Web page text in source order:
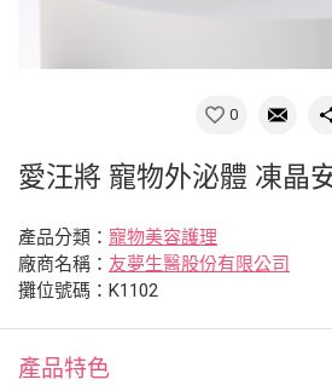
0
愛汪將 寵物外泌體 凍晶
產品分類： 寵物美容護理
廠商名稱： 友夢生醫股份有限公司
攤位號碼：K1102
產品特色